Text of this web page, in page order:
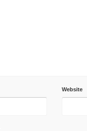
Website